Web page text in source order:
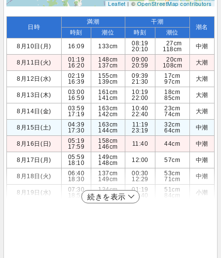
Leaflet| ©OpenStreetMap contributors
日時
満潮 干潮
潮名
時刻 潮位 時刻
潮位
8月10日(月)
16:09 133cm
08:19
20:10
27cm
118cm
中潮
8月11日(火)
01:19
16:20
148cm
137cm
09:00
20:59
20cm
108cm
大潮
8月12日(水)
02:19
16:39
155cm
139cm
09:39
21:30
17cm
97cm
大潮
8月13日(木)
03:00
16:59
161cm
141cm
10:19
22:00
18cm
85cm
大潮
8月14日(金)
03:59
17:19
163cm
142cm
10:40
22:40
23cm
74cm
大潮
8月15日(土)
04:39
17:30
163cm
144cm
11:19
23:19
32cm
64cm
中潮
8月16日(日)
05:19
17:59
158cm
146cm
11:40 44cm 中潮
8月17日(月)
05:59
18:10
149cm
148cm
12:00 57cm 中潮
8月18日(火)
06:40
18:30
137cm
149cm
00:30
12:29
53cm
71cm
中潮
8月19日(水)
07:30
18:59
124cm
149cm
01:19
12:40
51cm
84cm
小潮
続きを表示